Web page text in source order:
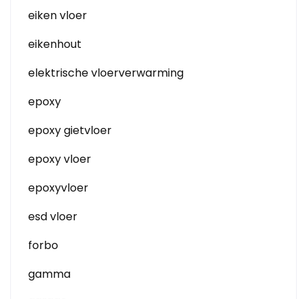
eiken vloer
eikenhout
elektrische vloerverwarming
epoxy
epoxy gietvloer
epoxy vloer
epoxyvloer
esd vloer
forbo
gamma